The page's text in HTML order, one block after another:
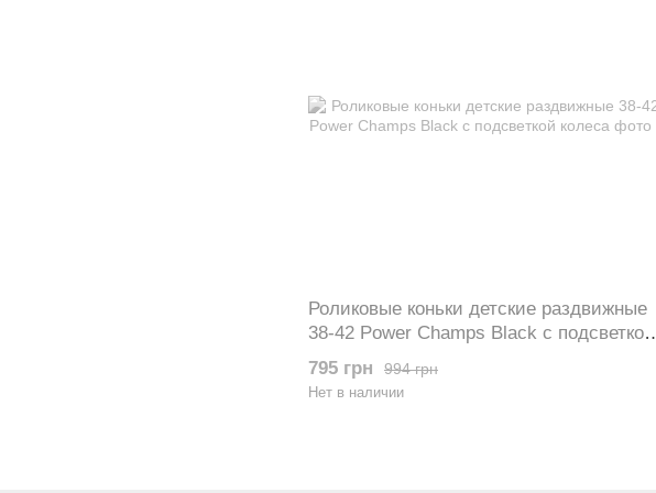
Роликовые коньки детские раздвижные
38-42 Power Champs Black с подсветкой
колеса
994 грн
795 грн
Нет в наличии